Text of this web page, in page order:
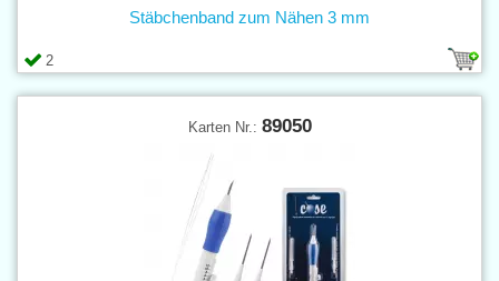
2
Stäbchenband zum Nähen 3 mm
Karten Nr.: 89050